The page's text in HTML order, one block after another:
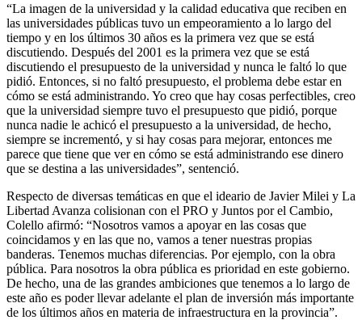
“La imagen de la universidad y la calidad educativa que reciben en
las universidades públicas tuvo un empeoramiento a lo largo del
tiempo y en los últimos 30 años es la primera vez que se está
discutiendo. Después del 2001 es la primera vez que se está
discutiendo el presupuesto de la universidad y nunca le faltó lo que
pidió. Entonces, si no faltó presupuesto, el problema debe estar en
cómo se está administrando. Yo creo que hay cosas perfectibles, creo
que la universidad siempre tuvo el presupuesto que pidió, porque
nunca nadie le achicó el presupuesto a la universidad, de hecho,
siempre se incrementó, y si hay cosas para mejorar, entonces me
parece que tiene que ver en cómo se está administrando ese dinero
que se destina a las universidades”, sentenció.
Respecto de diversas temáticas en que el ideario de Javier Milei y La
Libertad Avanza colisionan con el PRO y Juntos por el Cambio,
Colello afirmó: “Nosotros vamos a apoyar en las cosas que
coincidamos y en las que no, vamos a tener nuestras propias
banderas. Tenemos muchas diferencias. Por ejemplo, con la obra
pública. Para nosotros la obra pública es prioridad en este gobierno.
De hecho, una de las grandes ambiciones que tenemos a lo largo de
este año es poder llevar adelante el plan de inversión más importante
de los últimos años en materia de infraestructura en la provincia”.